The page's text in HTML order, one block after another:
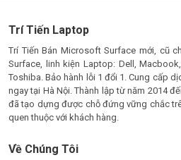
Trí Tiến Laptop
Trí Tiến Bán Microsoft Surface mới, cũ
Surface, linh kiện Laptop: Dell,
Toshiba. Bảo hành lỗi 1 đổi 1. Cung cấp
ngay tại Hà Nội. Thành lập từ năm 2014
đã tạo dựng được chỗ đứng vững chắc
quen thuộc với khách hàng.
Về Chúng Tôi